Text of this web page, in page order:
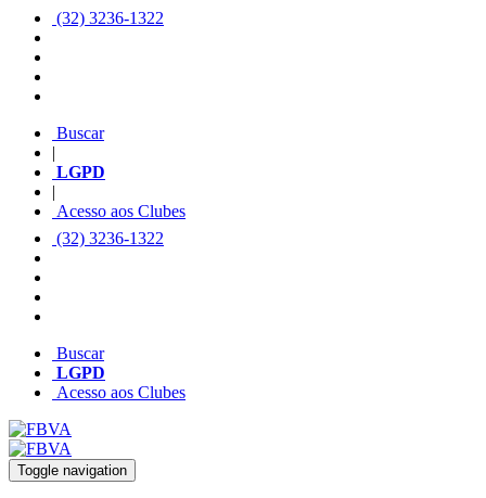
(32) 3236-1322
Buscar
|
LGPD
|
Acesso aos Clubes
(32) 3236-1322
Buscar
LGPD
Acesso aos Clubes
Toggle navigation